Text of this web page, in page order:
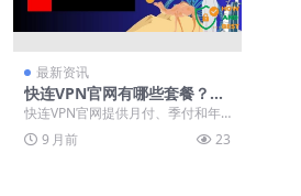
最新资讯
快连VPN官网有哪些套餐？月
付/季付/年付性价比对比
快连VPN官网提供月付、季付和年
付三种套餐，满足不同用户需求。
月付灵活性高，适合...
9 月前 23